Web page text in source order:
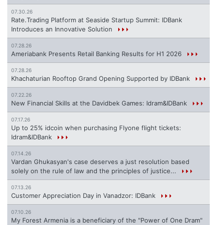
07.30.26
Rate.Trading Platform at Seaside Startup Summit: IDBank
Introduces an Innovative Solution
07.28.26
Ameriabank Presents Retail Banking Results for H1 2026
07.28.26
Khachaturian Rooftop Grand Opening Supported by IDBank
07.22.26
New Financial Skills at the Davidbek Games: Idram&IDBank
07.17.26
Up to 25% idcoin when purchasing Flyone flight tickets:
Idram&IDBank
07.14.26
Vardan Ghukasyan's case deserves a just resolution based
solely on the rule of law and the principles of justice...
07.13.26
Customer Appreciation Day in Vanadzor: IDBank
07.10.26
My Forest Armenia is a beneficiary of the "Power of One Dram"